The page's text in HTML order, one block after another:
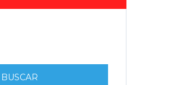
BUSCAR